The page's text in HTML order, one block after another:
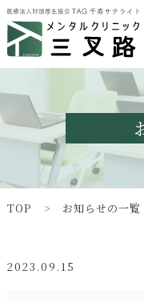
TOP お知らせの一覧
2023.09.15